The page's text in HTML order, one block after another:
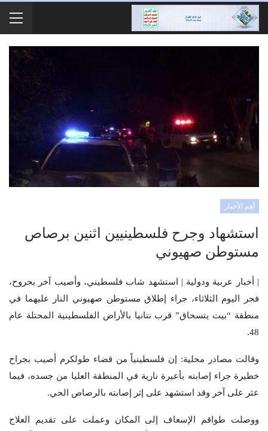
أهم الأخبار
استشهاد وجرح فلسطينيين اثنين برصاص
مستوطن صهيوني
| أخبار عربية ودولية | استشهد شاب فلسطيني، وأصيب آخر بجروح،
فجر اليوم الثلاثاء، جراء إطلاق مستوطن صهيوني النار عليهما في
منطقة “بيت يتسحاق” قرب نتانيا بالأراض الفلسطينية المحتلة عام
48
.
وقالت مصادر محلية: إن فلسطينياً من قضاء طولكرم أصيب بجراح
خطيرة جراء إصابته بأعيرة نارية في المنطقة العليا من جسده، فيما
عثر على آخر وقد استشهد على إثر إصابته بالرصاص الحي.
ووصلت طواقم الإسعاف إلى المكان وعملت على تقديم العلاج